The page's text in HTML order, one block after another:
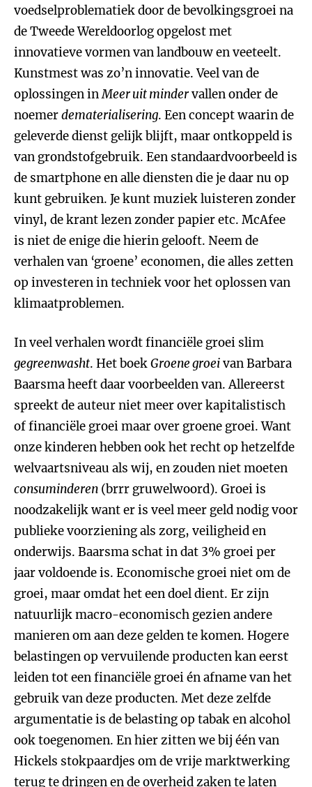
voedselproblematiek door de bevolkingsgroei na
de Tweede Wereldoorlog opgelost met
innovatieve vormen van landbouw en veeteelt.
Kunstmest was zo’n innovatie. Veel van de
oplossingen inMeer uit mindervallen onder de
noemerdematerialisering. Een concept waarin de
geleverde dienst gelijk blijft, maar ontkoppeld is
van grondstofgebruik. Een standaardvoorbeeld is
de smartphone en alle diensten die je daar nu op
kunt gebruiken. Je kunt muziek luisteren zonder
vinyl, de krant lezen zonder papier etc. McAfee
is niet de enige die hierin gelooft. Neem de
verhalen van ‘groene’ economen, die alles zetten
op investeren in techniek voor het oplossen van
klimaatproblemen.
In veel verhalen wordt financiële groei slim
gegreenwasht. Het boekGroene groeivan Barbara
Baarsma heeft daar voorbeelden van. Allereerst
spreekt de auteur niet meer over kapitalistisch
of financiële groei maar over groene groei. Want
onze kinderen hebben ook het recht op hetzelfde
welvaartsniveau als wij, en zouden niet moeten
consuminderen (brrr gruwelwoord). Groei is
noodzakelijk want er is veel meer geld nodig voor
publieke voorziening als zorg, veiligheid en
onderwijs. Baarsma schat in dat 3% groei per
jaar voldoende is. Economische groei niet om de
groei, maar omdat het een doel dient. Er zijn
natuurlijk macro-economisch gezien andere
manieren om aan deze gelden te komen. Hogere
belastingen op vervuilende producten kan eerst
leiden tot een financiële groei én afname van het
gebruik van deze producten. Met deze zelfde
argumentatie is de belasting op tabak en alcohol
ook toegenomen. En hier zitten we bij één van
Hickels stokpaardjes om de vrije marktwerking
terug te dringen en de overheid zaken te laten